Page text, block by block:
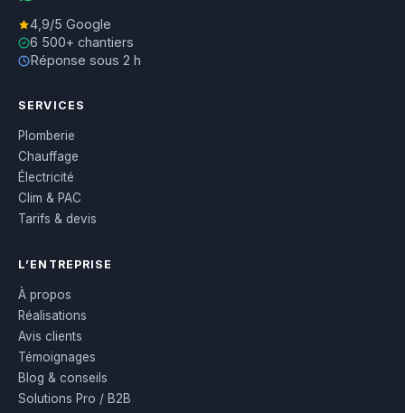
4,9/5 Google
6 500+ chantiers
Réponse sous 2 h
SERVICES
Plomberie
Chauffage
Électricité
Clim & PAC
Tarifs & devis
L’ENTREPRISE
À propos
Réalisations
Avis clients
Témoignages
Blog & conseils
Solutions Pro / B2B